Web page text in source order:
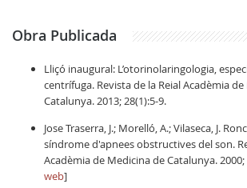
Obra Publicada
Lliçó inaugural: L’otorinolaringologia,
centrífuga. Revista de la Reial Acadèmia
Catalunya. 2013; 28(1):5-9.
Jose Traserra, J.; Morelló, A.; Vilaseca, J.
síndrome d'apnees obstructives del son.
Acadèmia de Medicina de Catalunya. 2000;
web]